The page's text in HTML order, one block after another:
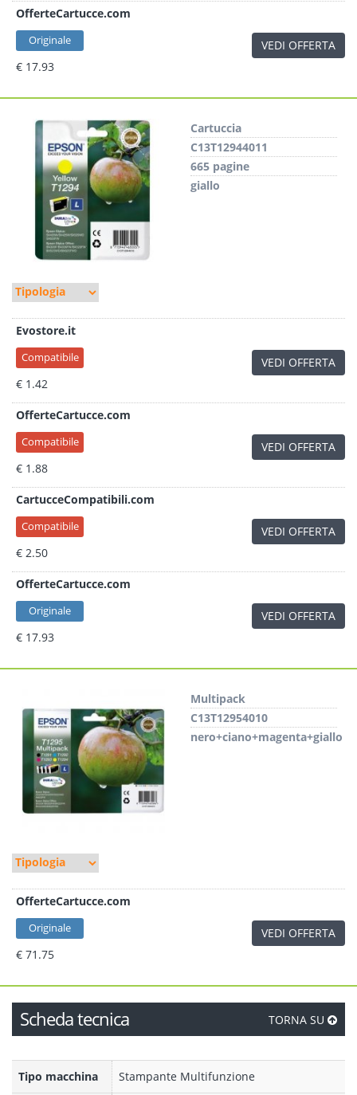
OfferteCartucce.com
Originale
€ 17.93
VEDI OFFERTA
Cartuccia
C13T12944011
665 pagine
giallo
Evostore.it
Compatibile
€ 1.42
VEDI OFFERTA
OfferteCartucce.com
Compatibile
€ 1.88
VEDI OFFERTA
CartucceCompatibili.com
Compatibile
€ 2.50
VEDI OFFERTA
OfferteCartucce.com
Originale
€ 17.93
VEDI OFFERTA
Multipack
C13T12954010
nero+ciano+magenta+giallo
OfferteCartucce.com
Originale
€ 71.75
VEDI OFFERTA
Scheda tecnica TORNA SU
Tipo macchina Stampante Multifunzione